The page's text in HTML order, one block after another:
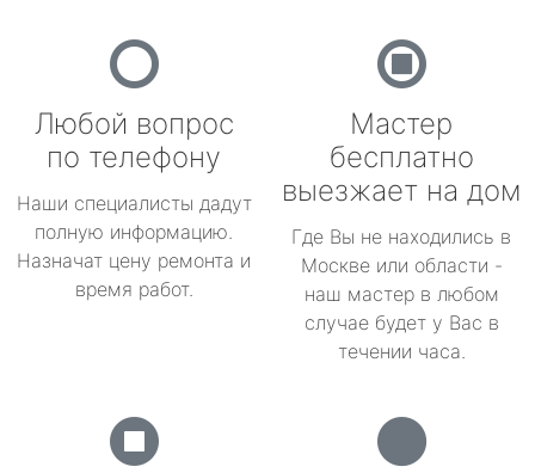
Любой вопрос
по телефону
Наши специалисты дадут
полную информацию.
Назначат цену ремонта и
время работ.
Мастер
бесплатно
выезжает на дом
Где Вы не находились в
Москве или области -
наш мастер в любом
случае будет у Вас в
течении часа.